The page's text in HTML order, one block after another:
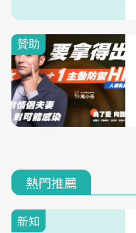
熱門推薦
新知